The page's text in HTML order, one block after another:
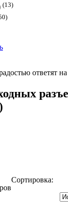
13
ответят
Сортировка: